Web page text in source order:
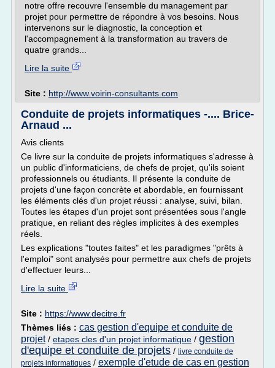
notre offre recouvre l'ensemble du management par
projet pour permettre de répondre à vos besoins. Nous
intervenons sur le diagnostic, la conception et
l'accompagnement à la transformation au travers de
quatre grands...
Lire la suite
Site : http://www.voirin-consultants.com
Conduite de projets informatiques -.... Brice-
Arnaud ...
Avis clients
Ce livre sur la conduite de projets informatiques s'adresse à
un public d'informaticiens, de chefs de projet, qu'ils soient
professionnels ou étudiants. Il présente la conduite de
projets d'une façon concrète et abordable, en fournissant
les éléments clés d'un projet réussi : analyse, suivi, bilan.
Toutes les étapes d'un projet sont présentées sous l'angle
pratique, en reliant des règles implicites à des exemples
réels.
Les explications "toutes faites" et les paradigmes "prêts à
l'emploi" sont analysés pour permettre aux chefs de projets
d'effectuer leurs...
Lire la suite
Site : https://www.decitre.fr
Thèmes liés : cas gestion d'equipe et conduite de
projet/ etapes cles d'un projet informatique / gestion
d'equipe et conduite de projets / livre conduite de
projets informatiques / exemple d'etude de cas en gestion